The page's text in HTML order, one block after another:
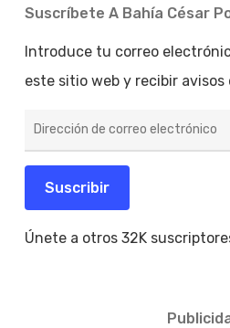
Suscríbete A Bahía César
Introduce tu correo
este sitio web y recibir
de
electrónico
Suscribir
Únete a otros 32K